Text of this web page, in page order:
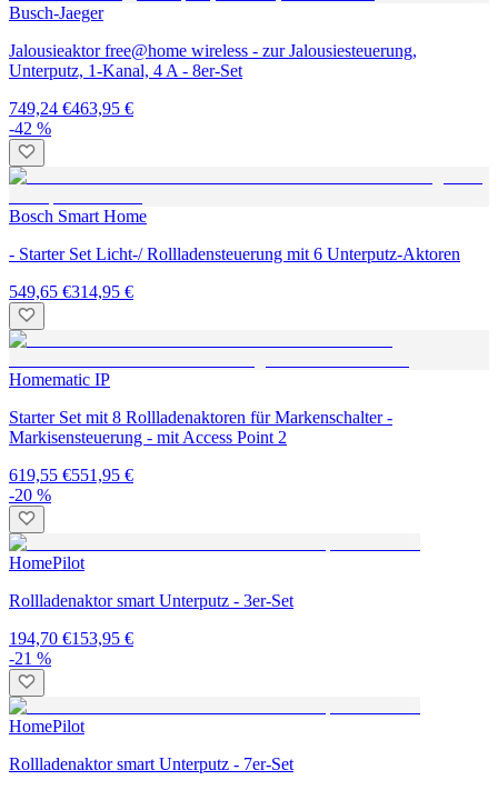
Busch-Jaeger
Jalousieaktor free@home wireless - zur Jalousiesteuerung,
Unterputz, 1-Kanal, 4 A - 8er-Set
749,24 €463,95 €
-42 %
Bosch Smart Home
- Starter Set Licht-/ Rollladensteuerung mit 6 Unterputz-Aktoren
549,65 €314,95 €
Homematic IP
Starter Set mit 8 Rollladenaktoren für Markenschalter -
Markisensteuerung - mit Access Point 2
619,55 €551,95 €
-20 %
HomePilot
Rollladenaktor smart Unterputz - 3er-Set
194,70 €153,95 €
-21 %
HomePilot
Rollladenaktor smart Unterputz - 7er-Set